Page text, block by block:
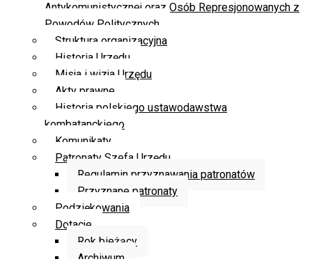
Antykomunistycznej oraz Osób Represjonowanych z
Powodów Politycznych
Struktura organizacyjna
Historia Urzędu
Misja i wizja Urzędu
Akty prawne
Historia polskiego ustawodawstwa
kombatanckiego
Komunikaty
Patronaty Szefa Urzędu
Regulamin przyznawania patronatów
Przyznane patronaty
Podziękowania
Dotacje
Rok bieżący
Archiwum